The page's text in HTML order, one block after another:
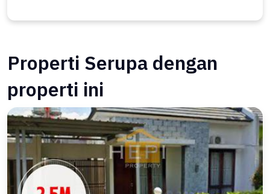
Properti Serupa dengan
properti ini